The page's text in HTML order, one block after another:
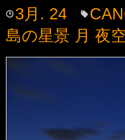
3月. 24
島の星景 月 夜